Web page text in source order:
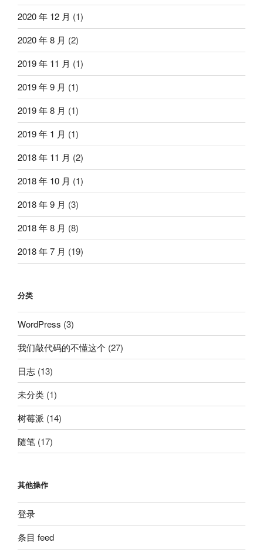
2020 年 12 月 (1)
2020 年 8 月 (2)
2019 年 11 月 (1)
2019 年 9 月 (1)
2019 年 8 月 (1)
2019 年 1 月 (1)
2018 年 11 月 (2)
2018 年 10 月 (1)
2018 年 9 月 (3)
2018 年 8 月 (8)
2018 年 7 月 (19)
分类
WordPress (3)
我们敲代码的不懂这个 (27)
日志 (13)
未分类 (1)
树莓派 (14)
随笔 (17)
其他操作
登录
条目 feed